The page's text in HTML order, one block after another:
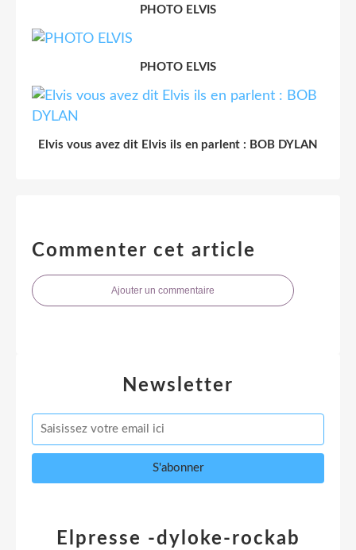
PHOTO ELVIS
PHOTO ELVIS
Elvis vous avez dit Elvis ils en parlent : BOB DYLAN
Commenter cet article
Ajouter un commentaire
Newsletter
Elpresse -dyloke-rockab